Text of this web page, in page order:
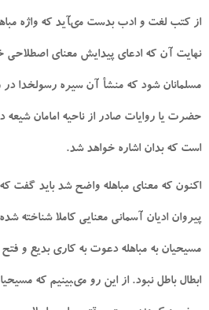
از كتب لغت و ادب بدست مى‏آيد كه واژه
نهايت آن كه ادعاى پيدايش معناى
مسلمانان شود كه منشأ آن سيره رسول‏خدا در
حضرت يا روايات صادر از ناحيه امامان شيعه
است كه بدان اشاره خواهد شد.
اكنون كه معناى مباهله واضح شد بايد گفت
پيروان اديان آسمانى معنايى كاملا شناخته
مسيحيان به مباهله دعوت به كارى بديع و
ابطال باطل نبود. از اين رو مى‏بينيم كه